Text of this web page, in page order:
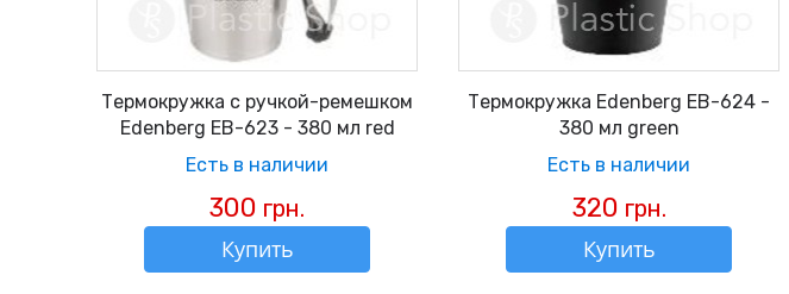
Термокружка с ручкой-ремешком
Edenberg EB-623 - 380 мл red
Есть в наличии
300 грн.
Купить
Термокружка Edenberg EB-624 -
380 мл green
Есть в наличии
320 грн.
Купить